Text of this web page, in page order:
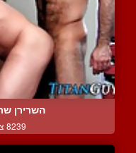
השרירן
8239 צפיות